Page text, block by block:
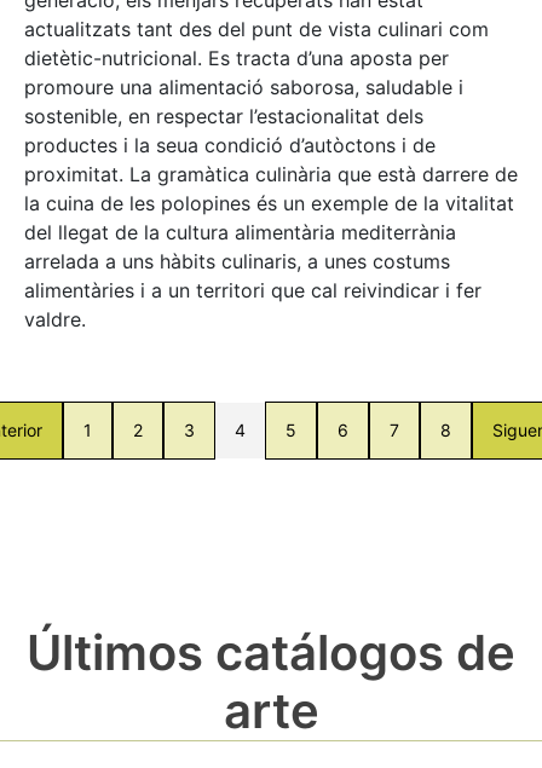
actualitzats tant des del punt de vista culinari com
dietètic-nutricional. Es tracta d’una aposta per
promoure una alimentació saborosa, saludable i
sostenible, en respectar l’estacionalitat dels
productes i la seua condició d’autòctons i de
proximitat. La gramàtica culinària que està darrere de
la cuina de les polopines és un exemple de la vitalitat
del llegat de la cultura alimentària mediterrània
arrelada a uns hàbits culinaris, a unes costums
alimentàries i a un territori que cal reivindicar i fer
valdre.
1 2 3 4 5 6 7 8
Últimos catálogos de
arte